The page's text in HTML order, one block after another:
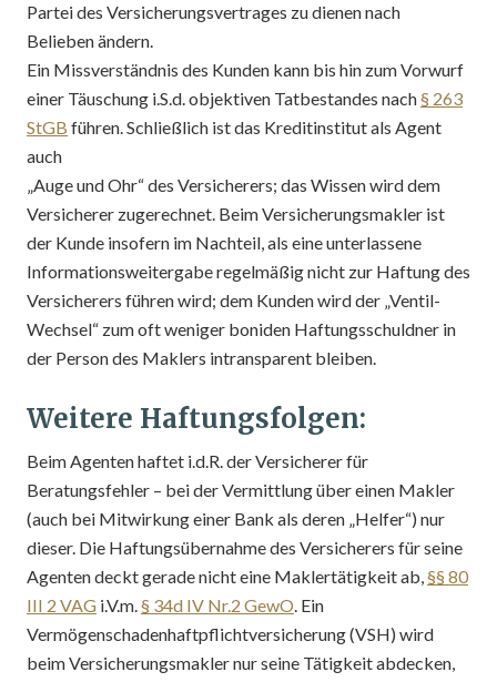
Partei des Versicherungsvertrages zu dienen nach
Belieben ändern.
Ein Missverständnis des Kunden kann bis hin zum Vorwurf
einer Täuschung i.S.d. objektiven Tatbestandes nach§ 263
StGB führen. Schließlich ist das Kreditinstitut als Agent
auch
„Auge und Ohr“ des Versicherers; das Wissen wird dem
Versicherer zugerechnet. Beim Versicherungsmakler ist
der Kunde insofern im Nachteil, als eine unterlassene
Informationsweitergabe regelmäßig nicht zur Haftung des
Versicherers führen wird; dem Kunden wird der „Ventil-
Wechsel“ zum oft weniger boniden Haftungsschuldner in
der Person des Maklers intransparent bleiben.
Weitere Haftungsfolgen:
Beim Agenten haftet i.d.R. der Versicherer für
Beratungsfehler – bei der Vermittlung über einen Makler
(auch bei Mitwirkung einer Bank als deren „Helfer“) nur
dieser. Die Haftungsübernahme des Versicherers für seine
Agenten deckt gerade nicht eine Maklertätigkeit ab,§§ 80
III 2 VAG i.V.m.§ 34d IV Nr.2 GewO. Ein
Vermögenschadenhaftpflichtversicherung (VSH) wird
beim Versicherungsmakler nur seine Tätigkeit abdecken,